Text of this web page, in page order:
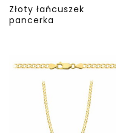
Złoty łańcuszek
pancerka